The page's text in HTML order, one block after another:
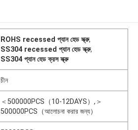
ROHS recessed প্যান হেড স্ক্রু,
SS304 recessed প্যান হেড স্ক্রু,
SS304 প্যান হেড ক্রস স্ক্রু
চীন
＜500000PCS（10-12DAYS）,＞
500000PCS（আলোচনা করার জন্য）